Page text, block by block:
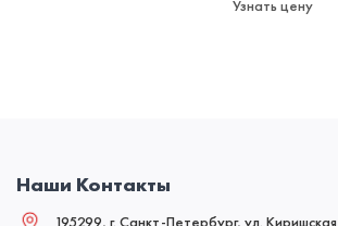
Узнать цену
Наши Контакты
195299, г. Санкт-Петербург, ул.